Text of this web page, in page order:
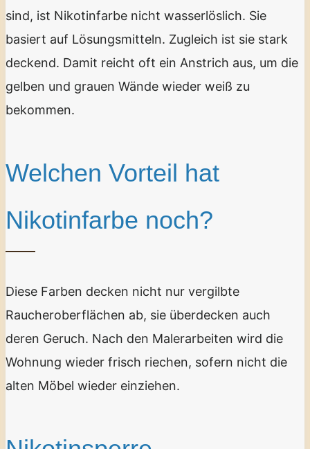
sind, ist Nikotinfarbe nicht wasserlöslich. Sie
basiert auf Lösungsmitteln. Zugleich ist sie stark
deckend. Damit reicht oft ein Anstrich aus, um die
gelben und grauen Wände wieder weiß zu
bekommen.
Welchen Vorteil hat
Nikotinfarbe noch?
Diese Farben decken nicht nur vergilbte
Raucheroberflächen ab, sie überdecken auch
deren Geruch. Nach den Malerarbeiten wird die
Wohnung wieder frisch riechen, sofern nicht die
alten Möbel wieder einziehen.